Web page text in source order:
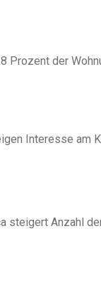
Prozent der
Interesse am
steigert Anzahl